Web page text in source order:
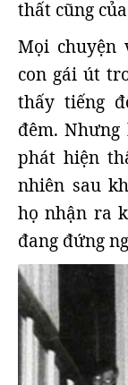
thất cũng
Mọi chuyện
con gái út
thấy tiếng
đêm.
phát hiện
nhiên sau
họ nhận ra
đang đứng